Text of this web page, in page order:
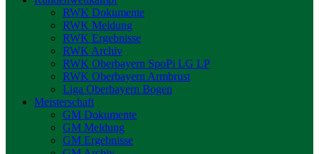
RWK Dokumente
RWK Meldung
RWK Ergebnisse
RWK Archiv
RWK Oberbayern SpoPi LG LP
RWK Oberbayern Armbrust
Liga Oberbayern Bogen
Meisterschaft
GM Dokumente
GM Meldung
GM Ergebnisse